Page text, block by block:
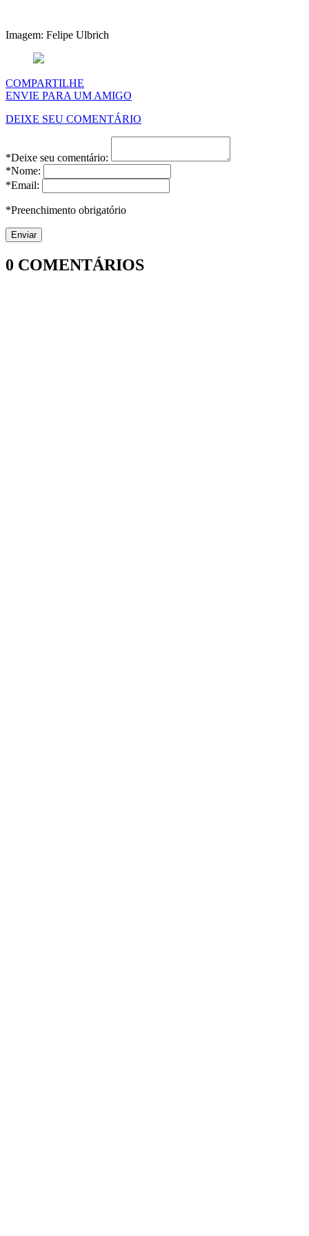
Imagem: Felipe Ulbrich
COMPARTILHE
ENVIE PARA UM AMIGO
DEIXE SEU COMENTÁRIO
*Deixe seu comentário:
*Nome:
*Email:
*Preenchimento obrigatório
0 COMENTÁRIOS